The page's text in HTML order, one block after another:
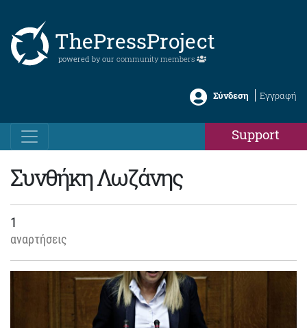
ThePressProject
powered by our community members
Σύνδεση Εγγραφή
Support
Συνθήκη Λωζάνης
1
αναρτήσεις